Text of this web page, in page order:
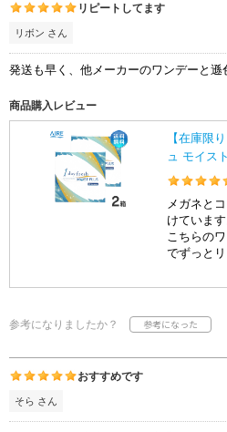
リピートしてます
リボン さん
発送も早く、他メーカーのワンデーと遜
商品購入レビュー
【在庫限
ュ モイス
メガネと
けています
こちらの
でずっとリ
参考になりましたか？
おすすめです
そら さん